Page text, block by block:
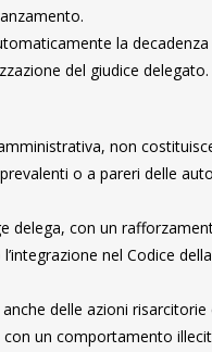
la
del giudice delegato.
non
o a pareri delle
delega, con un
nel Codice della
delle azioni risarcitorie
un comportamento